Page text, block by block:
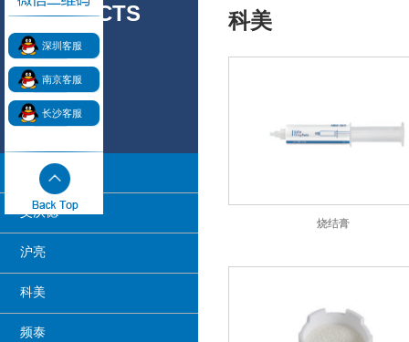
产品展示
PRODUCTS
阿曼吉尔巴赫
艾沃德
沪亮
科美
频泰
科美
烧结膏
深圳客服
南京客服
长沙客服